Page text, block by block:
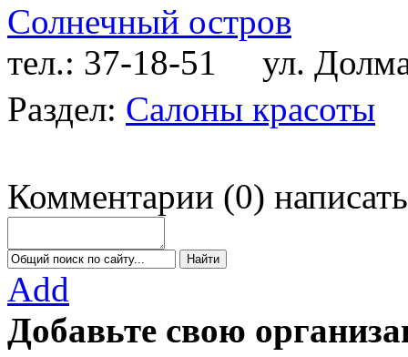
Солнечный остров
тел.: 37-18-51
ул.
Раздел: Салоны красоты
Комментарии (0) написать
Add
Добавьте свою